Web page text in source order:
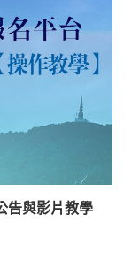
告與影片教學